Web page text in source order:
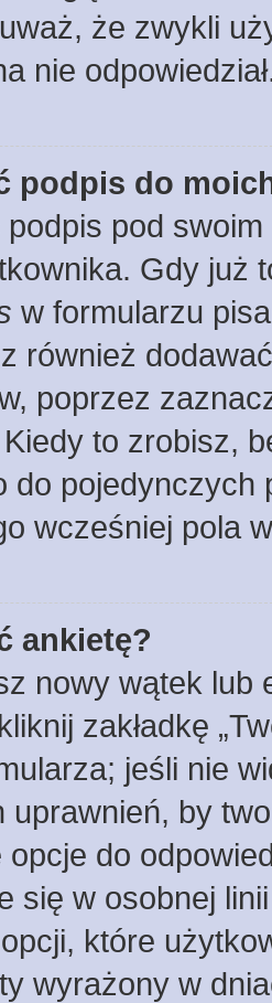
że zwykli
nie
podpis do
pod
Gdy już
w formularzu
również
poprzez
to zrobisz,
do
wcześniej pola
ankietę?
nowy wątek lub
zakładkę
jeśli nie
uprawnień, by
opcje do
się w osobnej
które
wyrażony w